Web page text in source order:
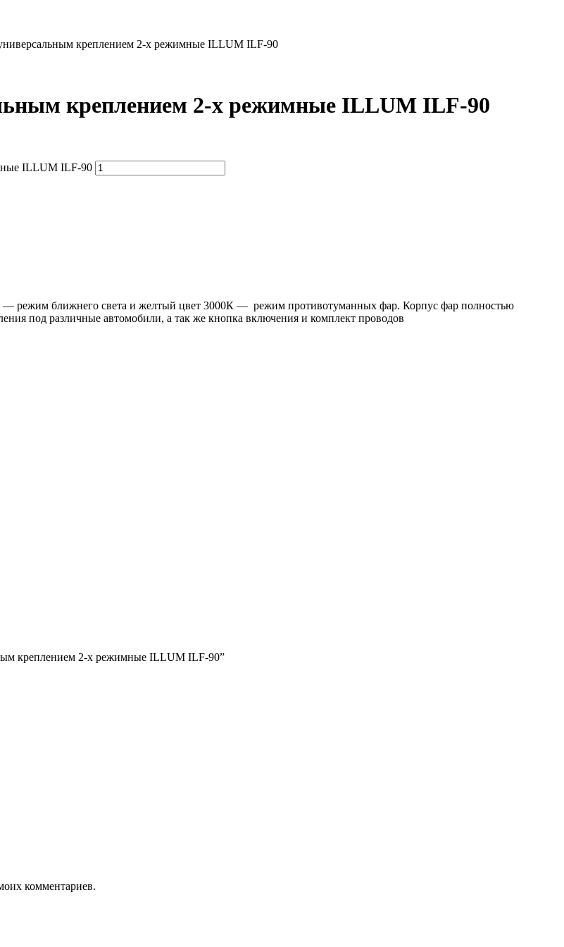
креплением 2-х режимные ILLUM ILF-90
креплением 2-х режимные ILLUM ILF-90
ILLUM ILF-90
режим ближнего света и желтый цвет 3000К — режим противотуманных фар. Корпус фар полностью
под различные автомобили, а так же кнопка включения и комплект проводов
креплением 2-х режимные ILLUM ILF-90”
комментариев.